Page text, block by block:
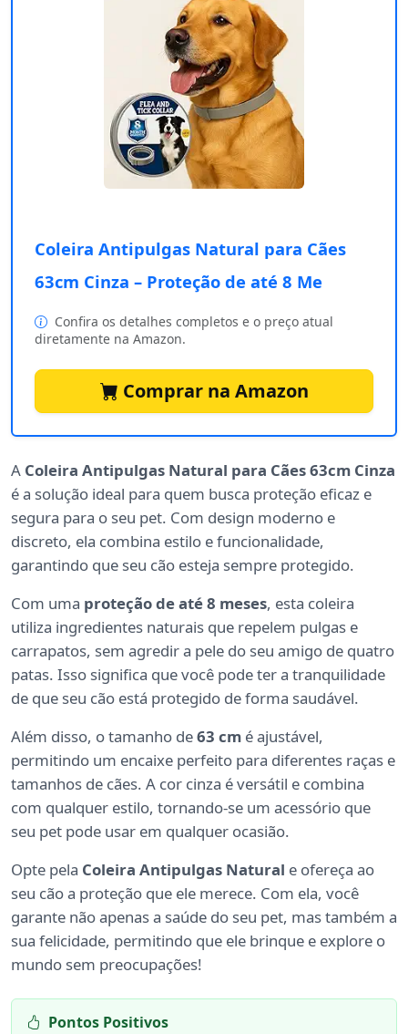
Coleira Antipulgas Natural para Cães
63cm Cinza – Proteção de até 8 Me
Confira os detalhes completos e o preço atual
diretamente na Amazon.
Comprar na Amazon
A Coleira Antipulgas Natural para Cães 63cm Cinza
é a solução ideal para quem busca proteção eficaz e
segura para o seu pet. Com design moderno e
discreto, ela combina estilo e funcionalidade,
garantindo que seu cão esteja sempre protegido.
Com uma proteção de até 8 meses, esta coleira
utiliza ingredientes naturais que repelem pulgas e
carrapatos, sem agredir a pele do seu amigo de quatro
patas. Isso significa que você pode ter a tranquilidade
de que seu cão está protegido de forma saudável.
Além disso, o tamanho de63 cm é ajustável,
permitindo um encaixe perfeito para diferentes raças e
tamanhos de cães. A cor cinza é versátil e combina
com qualquer estilo, tornando-se um acessório que
seu pet pode usar em qualquer ocasião.
Opte pela Coleira Antipulgas Natural e ofereça ao
seu cão a proteção que ele merece. Com ela, você
garante não apenas a saúde do seu pet, mas também a
sua felicidade, permitindo que ele brinque e explore o
mundo sem preocupações!
Pontos Positivos